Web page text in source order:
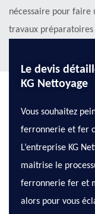
nécessaire pour faire
travaux
Le devis
KG Nettoyage
Vous souhaitez
ferronnerie et fer
L’entreprise KG
maitrise le
ferronnerie fer et
alors pour vous